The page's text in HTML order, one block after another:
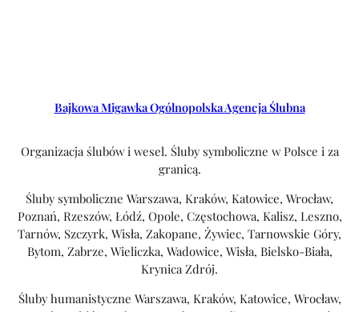
Bajkowa Migawka Ogólnopolska Agencja Ślubna
Organizacja ślubów i wesel. Śluby symboliczne w Polsce i za
granicą.
Śluby symboliczne Warszawa, Kraków, Katowice, Wrocław,
Poznań, Rzeszów, Łódź, Opole, Częstochowa, Kalisz, Leszno,
Tarnów, Szczyrk, Wisła, Zakopane, Żywiec, Tarnowskie Góry,
Bytom, Zabrze, Wieliczka, Wadowice, Wisła, Bielsko-Biała,
Krynica Zdrój.
Śluby humanistyczne Warszawa, Kraków, Katowice, Wrocław,